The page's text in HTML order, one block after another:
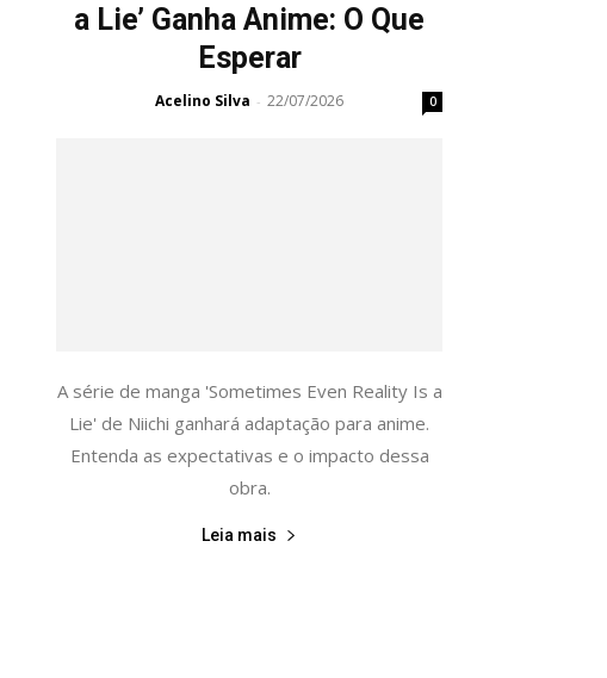
a Lie’ Ganha Anime: O Que
Esperar
Acelino Silva - 22/07/2026 0
A série de manga 'Sometimes Even Reality Is a
Lie' de Niichi ganhará adaptação para anime.
Entenda as expectativas e o impacto dessa
obra.
Leia mais